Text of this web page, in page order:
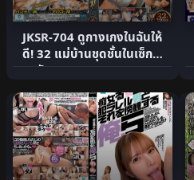
JKSR-704 ดูกางเกงในฉันให้
ดี! 32 แม่บ้านชุดชั้นในเซ็กซี่
ถูกจับกุม 4.